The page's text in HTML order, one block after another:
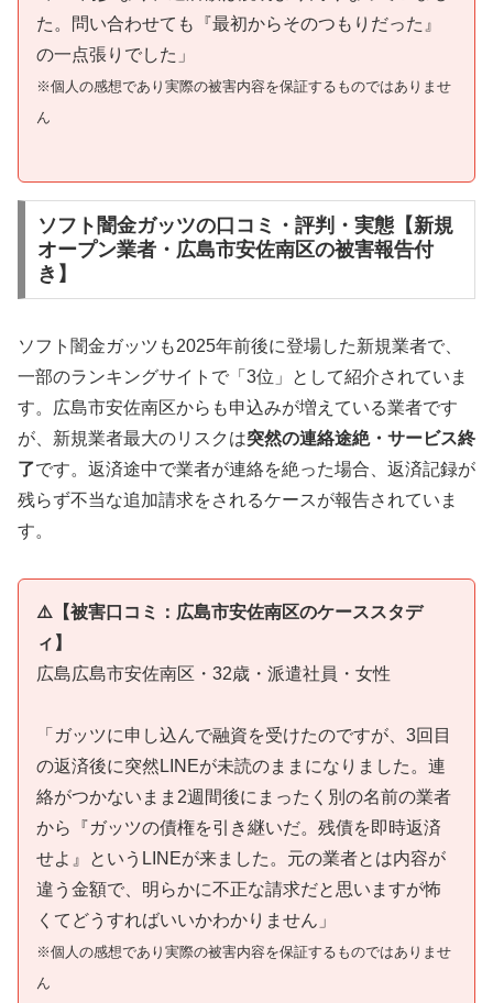
た。問い合わせても『最初からそのつもりだった』
の一点張りでした」
※個人の感想であり実際の被害内容を保証するものではありませ
ん
ソフト闇金ガッツの口コミ・評判・実態【新規
オープン業者・広島市安佐南区の被害報告付
き】
ソフト闇金ガッツも2025年前後に登場した新規業者で、
一部のランキングサイトで「3位」として紹介されていま
す。広島市安佐南区からも申込みが増えている業者です
が、新規業者最大のリスクは突然の連絡途絶・サービス終
了です。返済途中で業者が連絡を絶った場合、返済記録が
残らず不当な追加請求をされるケースが報告されていま
す。
⚠️【被害口コミ：広島市安佐南区のケーススタデ
ィ】
広島広島市安佐南区・32歳・派遣社員・女性
「ガッツに申し込んで融資を受けたのですが、3回目
の返済後に突然LINEが未読のままになりました。連
絡がつかないまま2週間後にまったく別の名前の業者
から『ガッツの債権を引き継いだ。残債を即時返済
せよ』というLINEが来ました。元の業者とは内容が
違う金額で、明らかに不正な請求だと思いますが怖
くてどうすればいいかわかりません」
※個人の感想であり実際の被害内容を保証するものではありませ
ん